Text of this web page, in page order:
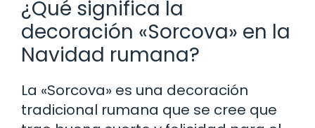
¿Qué significa la
decoración «Sorcova» en la
Navidad rumana?
La «Sorcova» es una decoración
tradicional rumana que se cree que